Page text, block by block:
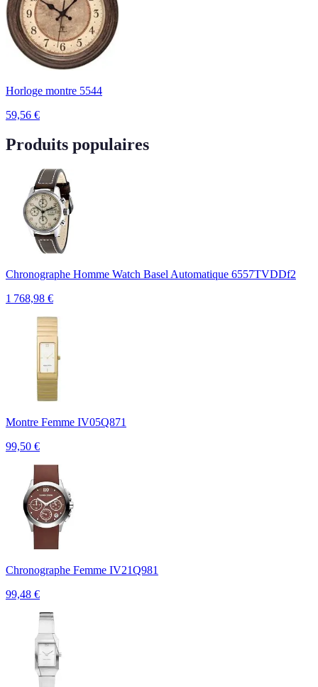
Horloge montre 5544
59,56 €
Produits populaires
Chronographe Homme Watch Basel Automatique 6557TVDDf2
1 768,98 €
Montre Femme IV05Q871
99,50 €
Chronographe Femme IV21Q981
99,48 €